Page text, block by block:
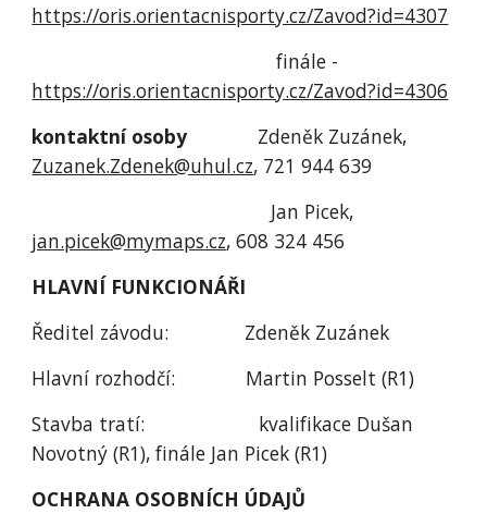
https://oris.orientacnisporty.cz/Zavod?id=4307
https://oris.orientacnisporty.cz/Zavod?id=4306
kontaktní osoby
Zuzanek.Zdenek@uhul.cz, 721 944 639
jan.picek@mymaps.cz, 608 324 456
HLAVNÍ FUNKCIONÁŘI
Ředitel závodu:              Zdeněk Zuzánek
Hlavní rozhodčí:             Martin Posselt (R1)
Stavba tratí:                     kvalifikace Dušan
Novotný (R1), finále Jan Picek (R1)
OCHRANA OSOBNÍCH ÚDAJŮ